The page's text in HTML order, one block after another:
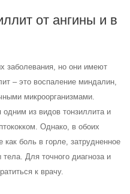
от ангины и в
заболевания, но они имеют
– это воспаление миндалин,
микроорганизмами.
одним из видов тонзиллита и
Однако, в обоих
боль в горле, затрудненное
Для точного диагноза и
к врачу.